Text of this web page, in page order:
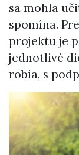
sa mohla
spomína.
projektu je
jednotlivé
robia, s